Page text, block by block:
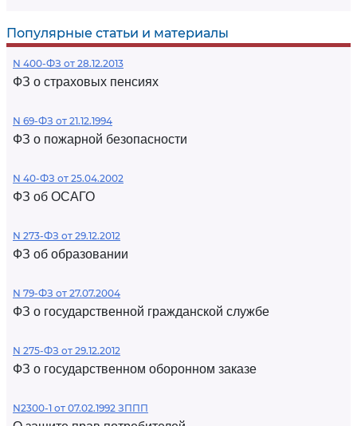
Популярные статьи и материалы
N 400-ФЗ от 28.12.2013
ФЗ о страховых пенсиях
N 69-ФЗ от 21.12.1994
ФЗ о пожарной безопасности
N 40-ФЗ от 25.04.2002
ФЗ об ОСАГО
N 273-ФЗ от 29.12.2012
ФЗ об образовании
N 79-ФЗ от 27.07.2004
ФЗ о государственной гражданской службе
N 275-ФЗ от 29.12.2012
ФЗ о государственном оборонном заказе
N2300-1 от 07.02.1992 ЗППП